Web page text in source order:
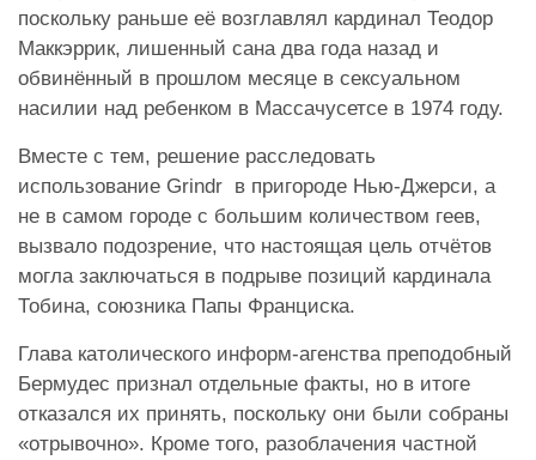
поскольку раньше её возглавлял кардинал Теодор
Маккэррик, лишенный сана два года назад и
обвинённый в прошлом месяце в сексуальном
насилии над ребенком в Массачусетсе в 1974 году.
Вместе с тем, решение расследовать
использование Grindr в пригороде Нью-Джерси, а
не в самом городе с большим количеством геев,
вызвало подозрение, что настоящая цель отчётов
могла заключаться в подрыве позиций кардинала
Тобина, союзника Папы Франциска.
Глава католического информ-агенства преподобный
Бермудес признал отдельные факты, но в итоге
отказался их принять, поскольку они были собраны
«отрывочно». Кроме того, разоблачения частной